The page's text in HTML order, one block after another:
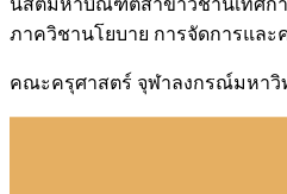
ภาควิชานโยบาย การจัดการแล
คณะครุศาสตร์ จุฬาลงกรณ์มหาวิ